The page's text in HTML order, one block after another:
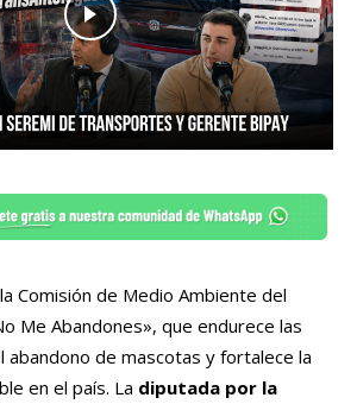
Comisión de Medio Ambiente del
Me Abandones», que endurece las
abandono de mascotas y fortalece la
en el país. La diputada por la